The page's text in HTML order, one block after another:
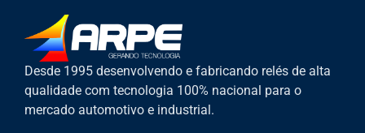
Desde 1995 desenvolvendo e fabricando relés de alta
qualidade com tecnologia 100% nacional para o
mercado automotivo e industrial.